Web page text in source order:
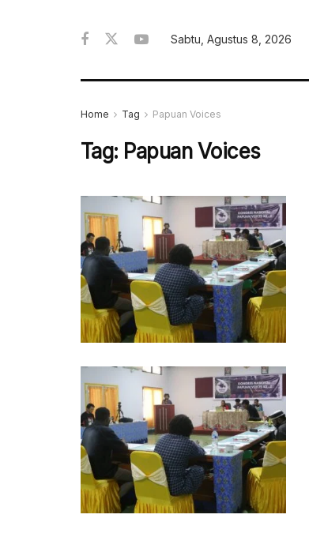
Sabtu, Agustus 8, 2026
Home Tag Papuan Voices
Tag: Papuan Voices